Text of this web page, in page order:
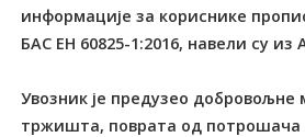
информације за кориснике
БАС ЕН 60825-1:2016, навели су из
Увозник је предузео добровољне
тржишта, поврата од потрошача